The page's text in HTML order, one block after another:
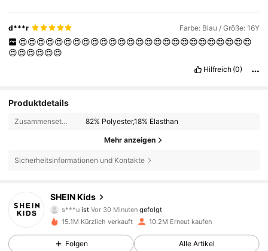
d***r Farbe: Blau / Größe: 16Y
😍😍😍😍😍😍😍😍😍😍😍😍😍😍😍😍😍😍😍😍😍😍😍😍😍😍
😍😍😍😍😍😍
Hilfreich (0)
Produktdetails
Zusammensetzung: 82% Polyester,18% Elasthan
Mehr anzeigen
Sicherheitsinformationen und Kontakte
SHEIN Kids
s***uistVor 30 Minuten
z***d ist am Durchsuchen
4,89
809K Follower
15.1M Kürzlich verkauft 10.2M Erneut kaufen
Folgen Alle Artikel